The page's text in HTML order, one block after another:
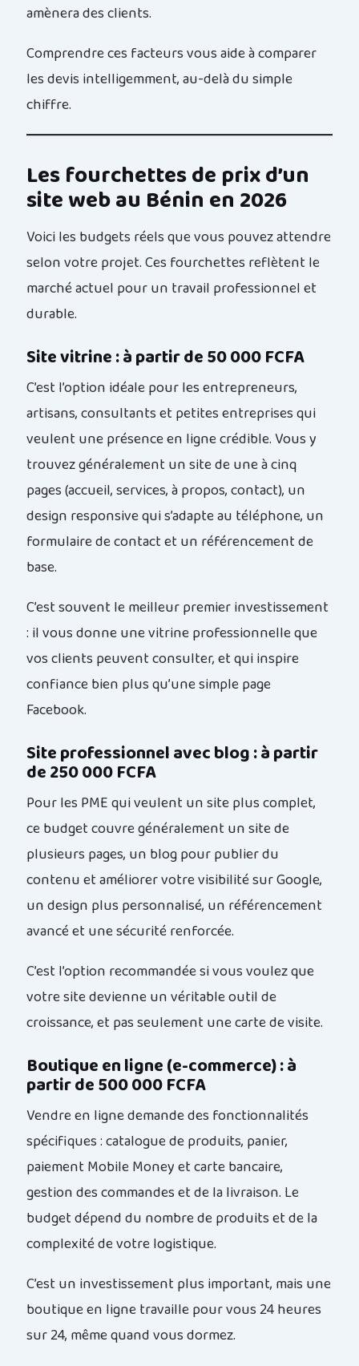
amènera des clients.
Comprendre ces facteurs vous aide à comparer
les devis intelligemment, au-delà du simple
chiffre.
Les fourchettes de prix d’un
site web au Bénin en 2026
Voici les budgets réels que vous pouvez attendre
selon votre projet. Ces fourchettes reflètent le
marché actuel pour un travail professionnel et
durable.
Site vitrine : à partir de 50 000 FCFA
C’est l’option idéale pour les entrepreneurs,
artisans, consultants et petites entreprises qui
veulent une présence en ligne crédible. Vous y
trouvez généralement un site de une à cinq
pages (accueil, services, à propos, contact), un
design responsive qui s’adapte au téléphone, un
formulaire de contact et un référencement de
base.
C’est souvent le meilleur premier investissement
: il vous donne une vitrine professionnelle que
vos clients peuvent consulter, et qui inspire
confiance bien plus qu’une simple page
Facebook.
Site professionnel avec blog : à partir
de 250 000 FCFA
Pour les PME qui veulent un site plus complet,
ce budget couvre généralement un site de
plusieurs pages, un blog pour publier du
contenu et améliorer votre visibilité sur Google,
un design plus personnalisé, un référencement
avancé et une sécurité renforcée.
C’est l’option recommandée si vous voulez que
votre site devienne un véritable outil de
croissance, et pas seulement une carte de visite.
Boutique en ligne (e-commerce) : à
partir de 500 000 FCFA
Vendre en ligne demande des fonctionnalités
spécifiques : catalogue de produits, panier,
paiement Mobile Money et carte bancaire,
gestion des commandes et de la livraison. Le
budget dépend du nombre de produits et de la
complexité de votre logistique.
C’est un investissement plus important, mais une
boutique en ligne travaille pour vous 24 heures
sur 24, même quand vous dormez.